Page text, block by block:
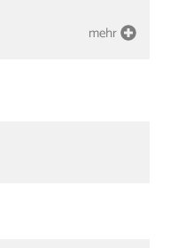
mehr